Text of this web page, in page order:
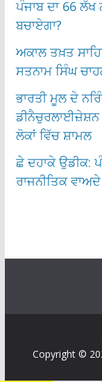
ਪੰਜਾਬ ਦਾ 66
ਬਚਾਏਗਾ?
ਅਕਾਲ ਤਖ਼ਤ
ਸਤਨਾਮ ਸਿੰਘ
ਭਾਰਤੀ ਮੂਲ ਦੇ
ਡੀਨੈਚੁਰਲਾਈਜ਼ੇਸ਼ਨ
ਲੋਕਾਂ ਵਿੱਚ ਸ਼ਾਮਲ
ਛੇ ਦਹਾਕੇ ਉਡੀਕ:
ਰਾਜਨੀਤਿਕ
Copyright ©